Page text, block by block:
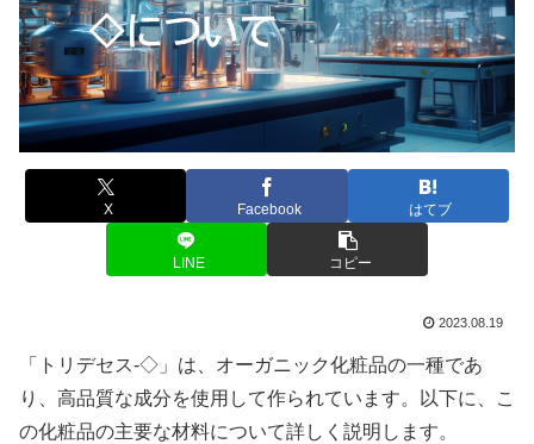
X Facebook はてブ
LINE コピー
2023.08.19
「トリデセス-◇」は、オーガニック化粧品の一種であ
り、高品質な成分を使用して作られています。以下に、こ
の化粧品の主要な材料について詳しく説明します。